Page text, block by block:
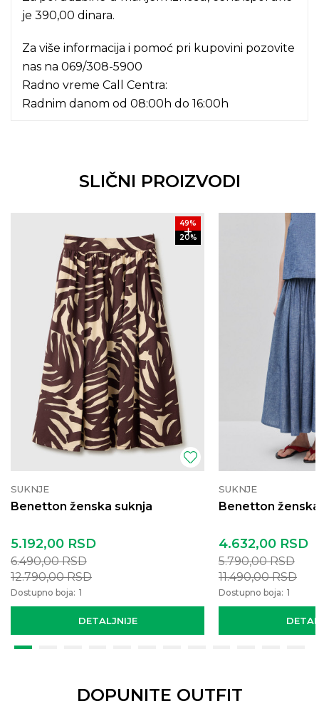
je 390,00 dinara.
Za više informacija i pomoć pri kupovini pozovite
nas na 069/308-5900
Radno vreme Call Centra:
Radnim danom od 08:00h do 16:00h
SLIČNI PROIZVODI
49%
20%
SUKNJE
Benetton ženska suknja
DETALJNIJE
5.192,00 RSD
6.490,00RSD
12.790,00RSD
Dostupno boja: 1
SUKNJE
Benetton
4.632,00 RSD
5.790,00RSD
11.490,00RSD
Dostupno boja: 1
DOPUNITE OUTFIT